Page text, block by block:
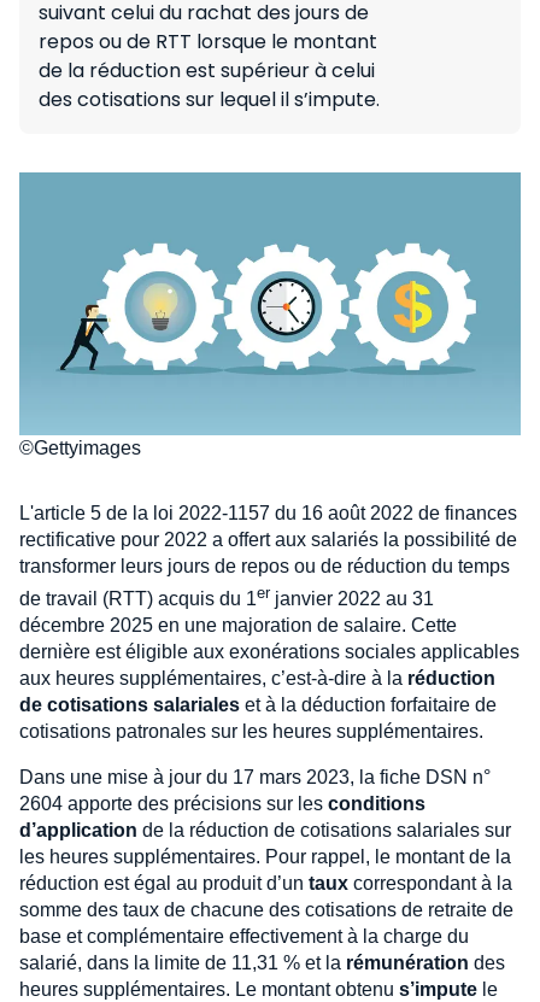
suivant celui du rachat des jours de
repos ou de RTT lorsque le montant
de la réduction est supérieur à celui
des cotisations sur lequel il s’impute.
©Gettyimages
L'article 5 de la loi 2022-1157 du 16 août 2022 de finances
rectificative pour 2022 a offert aux salariés la possibilité de
transformer leurs jours de repos ou de réduction du temps
de travail (RTT) acquis du 1er janvier 2022 au 31
décembre 2025 en une majoration de salaire. Cette
dernière est éligible aux exonérations sociales applicables
aux heures supplémentaires, c’est-à-dire à la réduction
de cotisations salariales et à la déduction forfaitaire de
cotisations patronales sur les heures supplémentaires.
Dans une mise à jour du 17 mars 2023, la fiche DSN n°
2604 apporte des précisions sur les conditions
d’application de la réduction de cotisations salariales sur
les heures supplémentaires. Pour rappel, le montant de la
réduction est égal au produit d’un taux correspondant à la
somme des taux de chacune des cotisations de retraite de
base et complémentaire effectivement à la charge du
salarié, dans la limite de 11,31 % et la rémunération des
heures supplémentaires. Le montant obtenu s’impute le